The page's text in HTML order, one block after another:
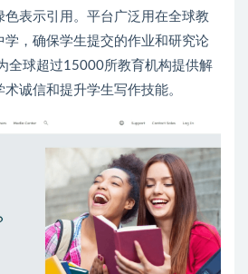
表示引用。平台广泛用在全球教
学，确保学生提交的作业和研究论
全球超过15000所教育机构提供解
诚信和提升学生写作技能。